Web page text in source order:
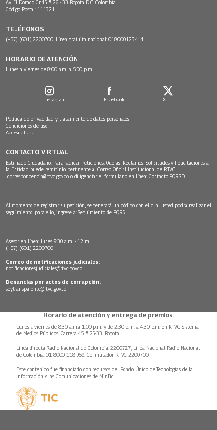
Av. El Dorado Cr.45 # 26 - 33 Bogotá D.C. Colombia.
Código Postal: 111321
TELÉFONOS
(+57) (601) 2200700. Línea gratuita nacional: 018000123414
HORARIO DE ATENCIÓN
Lunes a viernes de 8:00 a.m. a 5:00 p.m.
Instagram Facebook X
Política de privacidad y tratamiento de datos personales
Condiciones de uso
Accesibilidad
CONTACTO VIRTUAL
Estimado Ciudadano: Para radicar Peticiones, Quejas, Reclamos, Solicitudes y Felicitaciones a
la Entidad puede remitir lo pertinente al Correo Oficial Institucional de RTVC
correspondencia@rtvc.gov.co o diligenciar el formulario en línea: Contacto PQRSD.
Al momento de registrar su petición, se generará un código con el cual usted podrá realizar el
seguimiento, para ello, ingrese a: Seguimiento de PQRS
Asesor en línea: lunes 9:30 a.m. - 12 m
(+57) (601) 2200700
Correo de notificaciones judiciales:
notificacionesjudiciales@rtvc.gov.co
Denuncias por actos de corrupción:
soytransparente@rtvc.gov.co
Horario de atención y entrega de premios:
Lunes a viernes de 8:30 a.m.a 1:00 p.m. y de 2:30 p.m. a 4:30 p.m. en RTVC Sistema
de Medios Públicos, Carrera 45 # 26-33, Bogotá.
Línea directa Radio Nacional de Colombia: 2200727, Línea Nacional Radio Nacional
de Colombia: 01 8000 118 959. Conmutador RTVC 2200700
Este contenido fue financiado con recursos del Fondo Único de Tecnologías de la
Información y las Comunicaciones de MinTic.